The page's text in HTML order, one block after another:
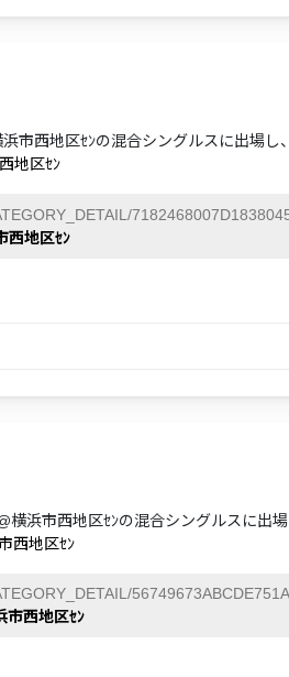
市西地区ｾﾝの混合シングルスに出場し
地区ｾﾝ
西地区ｾﾝ
浜市西地区ｾﾝの混合シングルスに出場
西地区ｾﾝ
市西地区ｾﾝ